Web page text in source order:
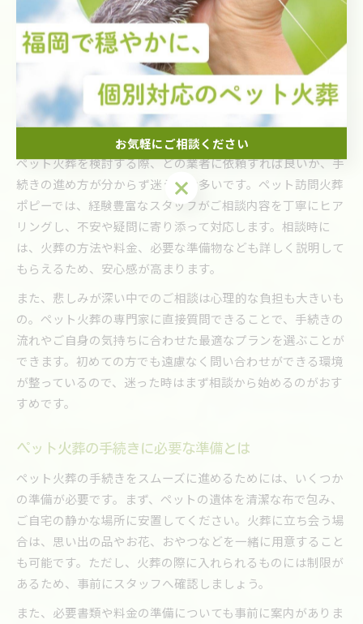
寄り添いながら丁寧に火葬の流れをご案内します。個別火
葬・立会い火葬など、ご希望に合わせたプラン選択ができる
点も特徴です。悲しみの中で複雑な手続きが負担にならない
よう、全ての流れを一貫してサポート。特に初めてご利用さ
れる方にとっては、事前説明と安心感が大切です。
ペット火葬を検討する際、どの業者に依頼すれば良いか、手
続きの進め方が分からず迷う方は多いです。ペット訪問火葬
ポピーでは、経験豊富なスタッフがご相談内容を丁寧にヒア
リングし、不安や疑問に寄り添って対応します。相談時に
は、火葬の方法や料金、必要な準備物なども詳しく説明して
もらえるため、安心感が高まります。
また、悲しみが深い中でのご相談は心理的な負担も大きいも
の。ペット火葬の専門家に直接質問できることで、手続きの
流れやご自身の気持ちに合わせた最適なプランを選ぶことが
できます。初めての方でも遠慮なく問い合わせができる環境
が整っているので、迷った時はまず相談から始めるのがおす
すめです。
ペット火葬の手続きに必要な準備とは
ペット火葬の手続きをスムーズに進めるためには、いくつか
の準備が必要です。まず、ペットの遺体を清潔な布で包み、
ご自宅の静かな場所に安置してください。火葬に立ち会う場
合は、思い出の品やお花、おやつなどを一緒に用意すること
も可能です。ただし、火葬の際に入れられるものには制限が
あるため、事前にスタッフへ確認しましょう。
また、必要書類や料金の準備についても事前に案内がありま
お気軽にご相談ください
お気軽にご相談ください